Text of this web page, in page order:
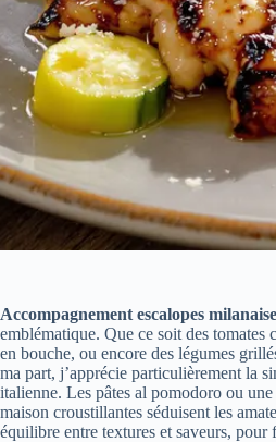
Accompagnement escalopes milanaise
emblématique. Que ce soit des
en bouche, ou encore des légumes
ma part, j’apprécie particulièrement la
italienne. Les pâtes al pomodoro ou
maison croustillantes séduisent les
équilibre entre textures et saveurs,